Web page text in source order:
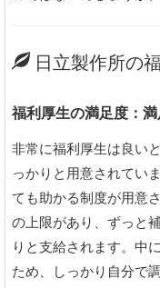
日立製作所の
福利厚生の満足度：満
非常に福利厚生は良い
っかりと用意されてい
ても助かる制度が用意
の上限があり、ずっと
りと支給されます。中
ため、しっかり自分で